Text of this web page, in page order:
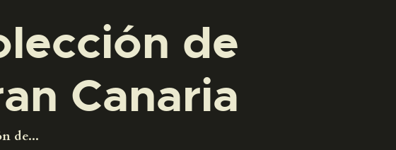
de
Canaria
de...